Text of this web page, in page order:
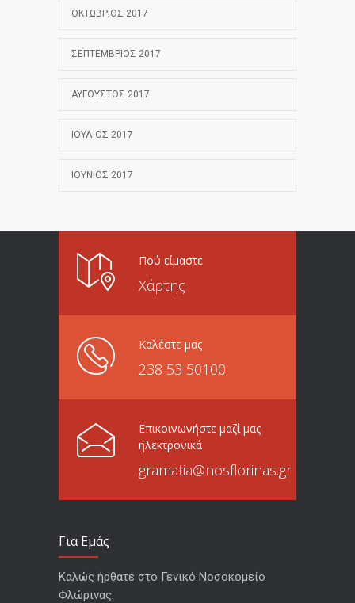
ΟΚΤΏΒΡΙΟΣ 2017
ΣΕΠΤΈΜΒΡΙΟΣ 2017
ΑΎΓΟΥΣΤΟΣ 2017
ΙΟΎΛΙΟΣ 2017
ΙΟΎΝΙΟΣ 2017
Πού είμαστε
Χάρτης
Καλέστε μας
238 53 50100
Επικοινωνήστε μαζί μας
ηλεκτρονικά
gramatia@nosflorinas.gr
Για Εμάς
Καλώς ήρθατε στο Γενικό Νοσοκομείο
Φλώρινας.